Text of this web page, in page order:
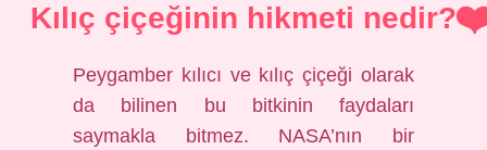
Kılıç çiçeğinin hikmeti nedir?
Peygamber kılıcı ve kılıç çiçeği olarak
da bilinen bu bitkinin faydaları
saymakla bitmez. NASA’nın bir